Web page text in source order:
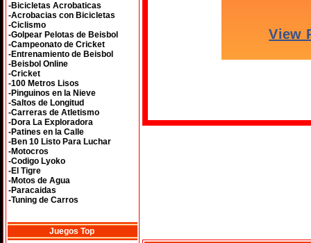
-Bicicletas Acrobaticas
-Acrobacias con Bicicletas
-Ciclismo
-Golpear Pelotas de Beisbol
-Campeonato de Cricket
-Entrenamiento de Beisbol
-Beisbol Online
-Cricket
-100 Metros Lisos
-Pinguinos en la Nieve
-Saltos de Longitud
-Carreras de Atletismo
-Dora La Exploradora
-Patines en la Calle
-Ben 10 Listo Para Luchar
-Motocros
-Codigo Lyoko
-El Tigre
-Motos de Agua
-Paracaidas
-Tuning de Carros
Juegos Top